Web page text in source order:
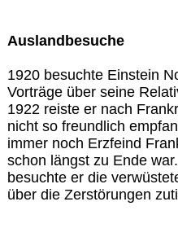
Auslandbesuche
1920 besuchte Einstein
Vorträge über seine
1922 reiste er nach
nicht so freundlich
immer noch Erzfeind
schon längst zu Ende
besuchte er die
über die Zerstörungen